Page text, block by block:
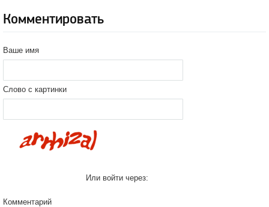
Комментировать
Ваше имя
Слово с картинки
Или войти через:
Комментарий